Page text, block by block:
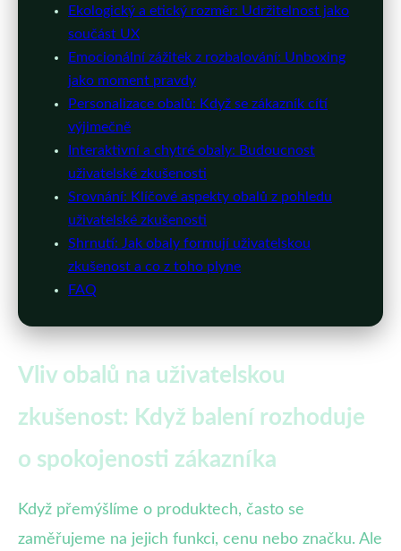
Ekologický a etický rozměr: Udržitelnost jako
součást UX
Emocionální zážitek z rozbalování: Unboxing
jako moment pravdy
Personalizace obalů: Když se zákazník cítí
výjimečně
Interaktivní a chytré obaly: Budoucnost
uživatelské zkušenosti
Srovnání: Klíčové aspekty obalů z pohledu
uživatelské zkušenosti
Shrnutí: Jak obaly formují uživatelskou
zkušenost a co z toho plyne
FAQ
Vliv obalů na uživatelskou
zkušenost: Když balení rozhoduje
o spokojenosti zákazníka
Když přemýšlíme o produktech, často se
zaměřujeme na jejich funkci, cenu nebo značku. Ale